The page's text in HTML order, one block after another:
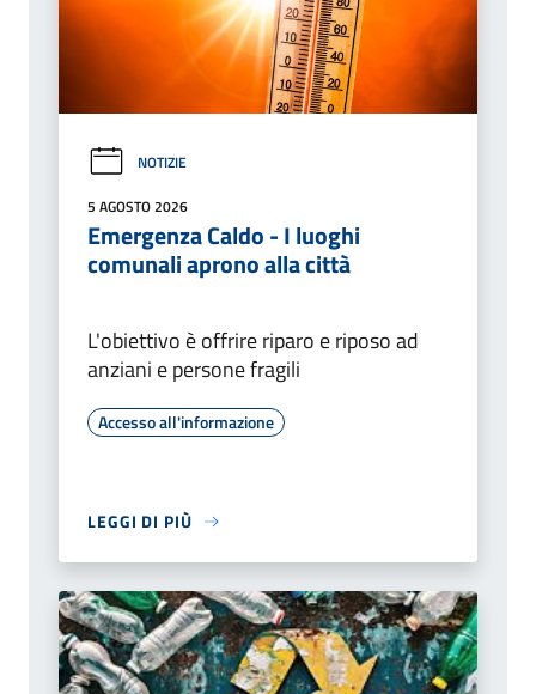
NOTIZIE
5 AGOSTO 2026
Emergenza Caldo - I luoghi
comunali aprono alla città
L'obiettivo è offrire riparo e riposo ad
anziani e persone fragili
Accesso all'informazione
LEGGI DI PIÙ